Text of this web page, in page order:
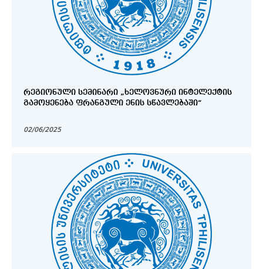
ᲠᲔᲒᲘᲝᲜᲣᲚᲘ ᲡᲔᲛᲘᲜᲐᲠᲘ „ᲮᲔᲚᲝᲕᲜᲣᲠᲘ ᲘᲜᲢᲔᲚᲔᲥᲢᲘᲡ
ᲒᲐᲛᲝᲧᲔᲜᲔᲑᲐ ᲤᲠᲐᲜᲒᲣᲚᲘ ᲔᲜᲘᲡ ᲡᲬᲐᲕᲚᲔᲑᲐᲨᲘ“
02/06/2025